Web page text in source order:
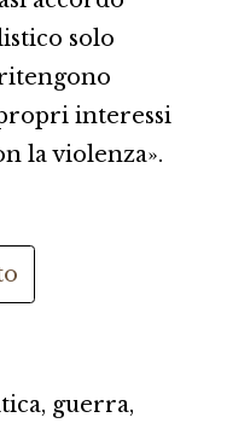
solo
interessi
la violenza».
, guerra,